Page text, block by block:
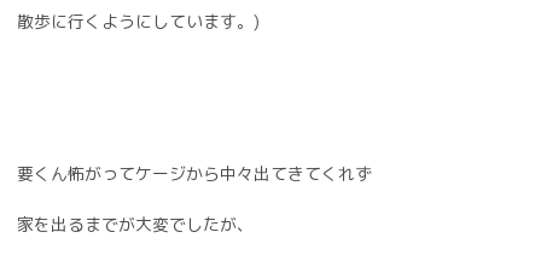
散歩に行くようにしています。)
要くん怖がってケージから中々出てきてくれず
家を出るまでが大変でしたが、